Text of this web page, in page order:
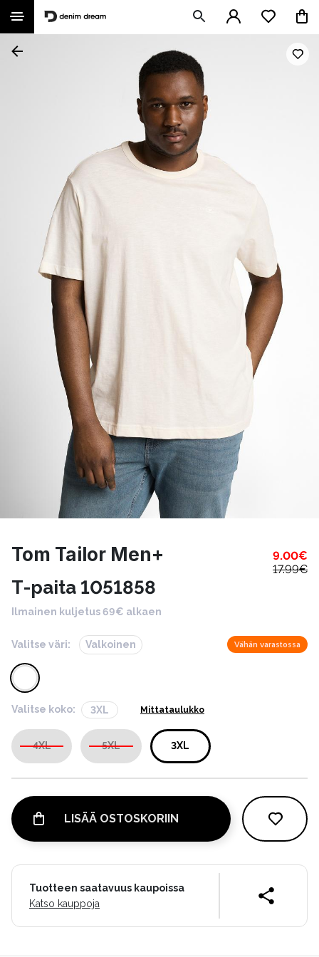
Tom Tailor Men+ 9.00€
17.99€
T-paita 1051858
Ilmainen kuljetus 69€ alkaen
Valitse väri: Valkoinen Vähän varastossa
Valitse koko: 3XL Mittataulukko
4XL 5XL 3XL
LISÄÄ OSTOSKORIIN
Tuotteen saatavuus kaupoissa
Katso kauppoja